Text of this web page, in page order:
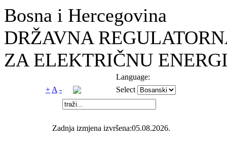
Bosna i Hercegovina
DRŽAVNA
ZA ELEKTRIČNU
Language:
+ A - Select
Zadnja izmjena izvršena:05.08.2026.